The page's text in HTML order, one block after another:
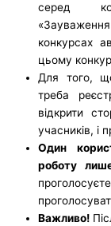
серед
конкурсах
цьому
Для того,
треба
відкрити
учасників, і
Один
роботу
Важливо!